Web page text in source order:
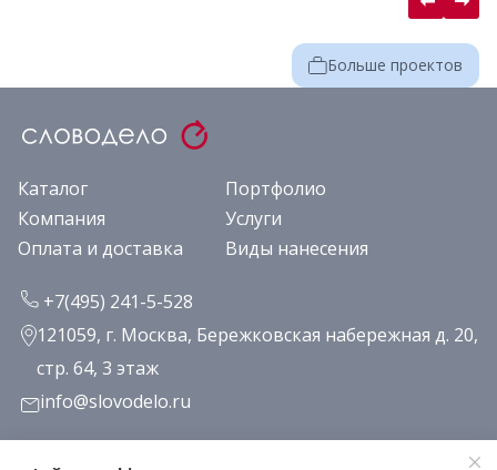
Больше проектов
Каталог
Портфолио
Компания
Услуги
Оплата и доставка
Виды нанесения
+7(495) 241-5-528
121059, г. Москва, Бережковская набережная д. 20,
стр. 64, 3 этаж
info@slovodelo.ru